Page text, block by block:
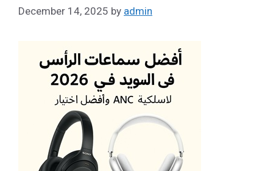
December 14, 2025 by admin